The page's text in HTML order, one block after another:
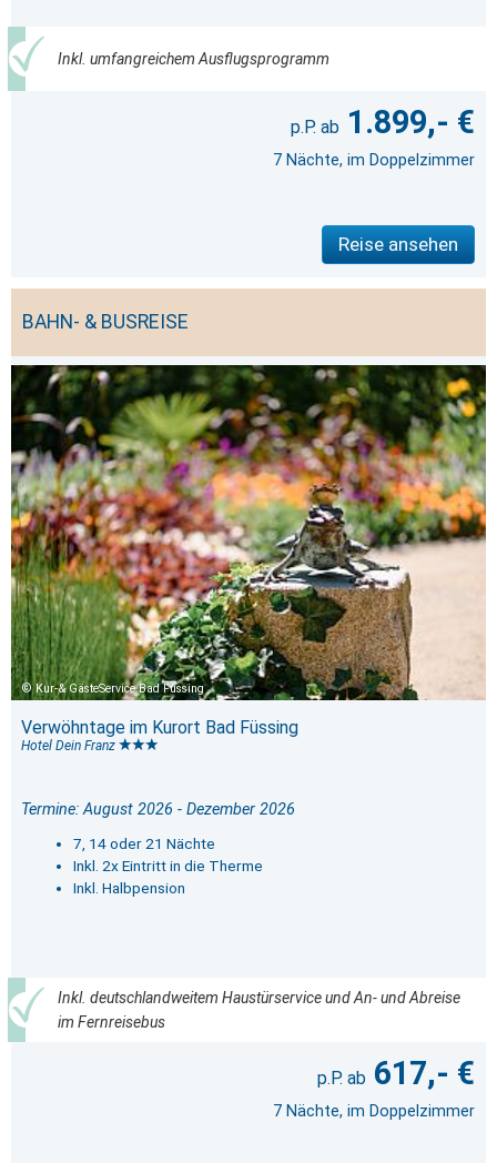
Inkl. umfangreichem Ausflugsprogramm
1.899,- €
7 Nächte, im Doppelzimmer
Reise ansehen
BAHN- & BUSREISE
Kur-& GästeService Bad Füssing
Verwöhntage im Kurort Bad Füssing
Hotel Dein Franz
Termine: August 2026 - Dezember 2026
7, 14 oder 21 Nächte
Inkl. 2x Eintritt in die Therme
Inkl. Halbpension
Inkl. deutschlandweitem Haustürservice und An- und Abreise
im Fernreisebus
617,- €
7 Nächte, im Doppelzimmer